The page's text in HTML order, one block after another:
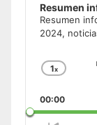
Resumen
Resumen
2024,
Rate
1x
00:00